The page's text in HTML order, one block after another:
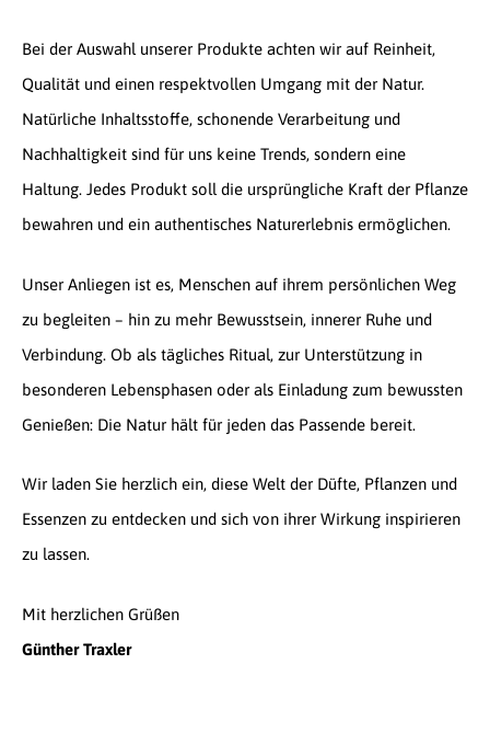
Bei der Auswahl unserer Produkte achten wir auf Reinheit,
Qualität und einen respektvollen Umgang mit der Natur.
Natürliche Inhaltsstoffe, schonende Verarbeitung und
Nachhaltigkeit sind für uns keine Trends, sondern eine
Haltung. Jedes Produkt soll die ursprüngliche Kraft der Pflanze
bewahren und ein authentisches Naturerlebnis ermöglichen.
Unser Anliegen ist es, Menschen auf ihrem persönlichen Weg
zu begleiten – hin zu mehr Bewusstsein, innerer Ruhe und
Verbindung. Ob als tägliches Ritual, zur Unterstützung in
besonderen Lebensphasen oder als Einladung zum bewussten
Genießen: Die Natur hält für jeden das Passende bereit.
Wir laden Sie herzlich ein, diese Welt der Düfte, Pflanzen und
Essenzen zu entdecken und sich von ihrer Wirkung inspirieren
zu lassen.
Mit herzlichen Grüßen
Günther Traxler